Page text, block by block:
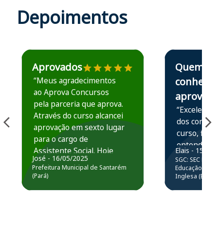
Depoimentos
Estudante José recomenda o Aprova Concursos em
Aprovados
“Meus agradecimentos
ao Aprova Concursos
pela parceria que aprova.
Através do curso alcancei
aprovação em sexto lugar
para o cargo de
Assistente Social. Hoje
estou atuando na
Prefeitura de Santarém.
José - 16/05/2025
Prefeitura Municipal de Santarém
(Pará)
Estudante Elais
Quem
conhece,
aprova
“Excelente
dos
curso,
entender e
prática
resolução
questões.”
Elais - 15/07/
SGC: SEC BA
Educação
Inglesa (Edital